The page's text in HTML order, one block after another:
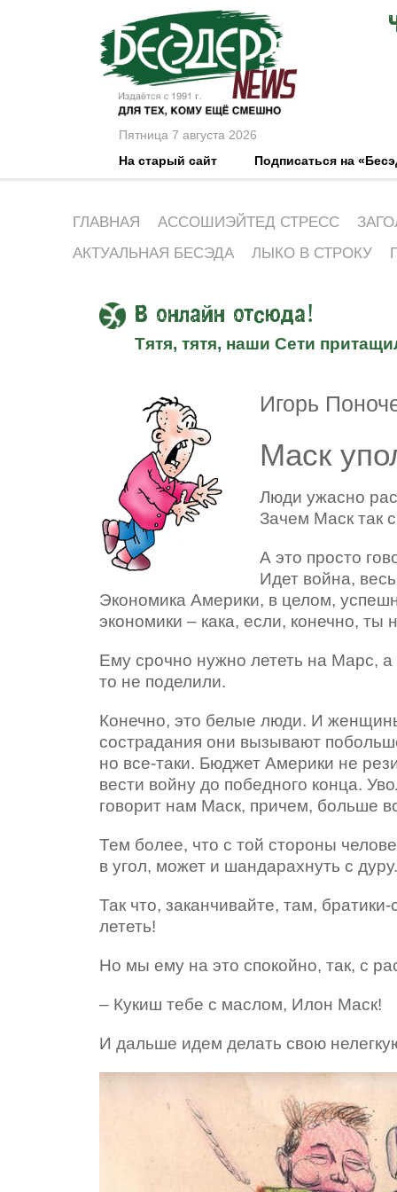
Пятница 7 августа 2026
На старый сайт Подписаться на
ГЛАВНАЯ АССОШИЭЙТЕД СТРЕСС
АКТУАЛЬНАЯ БЕСЭДА
ЛЫКО В СТРОКУ
В онлайн отсюда!
Тятя, тятя, наши Сети
Игорь
Маск
Люди ужасно
Зачем Маск так
А это просто
Идет война,
Экономика Америки, в целом,
экономики – кака, если, конечно,
Ему срочно нужно лететь на Марс, а
то не поделили.
Конечно, это белые люди. И
сострадания они вызывают
но все-таки. Бюджет Америки не
вести войну до победного конца.
говорит нам Маск, причем, больше
Тем более, что с той стороны
в угол, может и шандарахнуть с дуру.
Так что, заканчивайте, там,
лететь!
Но мы ему на это спокойно, так, с
– Кукиш тебе с маслом, Илон Маск!
И дальше идем делать свою